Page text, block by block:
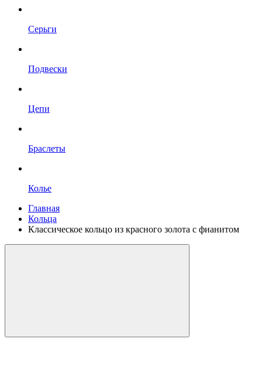
Серьги
Подвески
Цепи
Браслеты
Колье
Главная
Кольца
Классическое кольцо из красного золота с фианитом